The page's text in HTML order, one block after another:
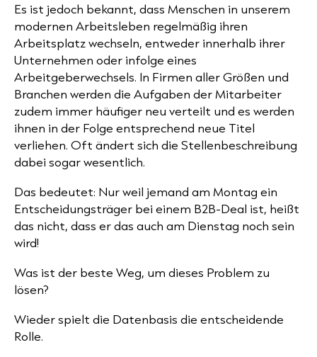
Es ist jedoch bekannt, dass Menschen in unserem
modernen Arbeitsleben regelmäßig ihren
Arbeitsplatz wechseln, entweder innerhalb ihrer
Unternehmen oder infolge eines
Arbeitgeberwechsels. In Firmen aller Größen und
Branchen werden die Aufgaben der Mitarbeiter
zudem immer häufiger neu verteilt und es werden
ihnen in der Folge entsprechend neue Titel
verliehen. Oft ändert sich die Stellenbeschreibung
dabei sogar wesentlich.
Das bedeutet: Nur weil jemand am Montag ein
Entscheidungsträger bei einem B2B-Deal ist, heißt
das nicht, dass er das auch am Dienstag noch sein
wird!
Was ist der beste Weg, um dieses Problem zu
lösen?
Wieder spielt die Datenbasis die entscheidende
Rolle.